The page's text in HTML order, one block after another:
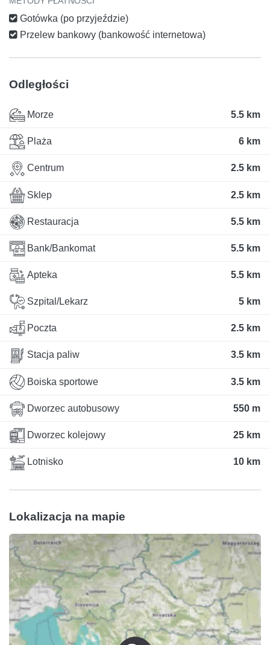
Gotówka (po przyjeździe)
Przelew bankowy (bankowość internetowa)
Odległości
Morze 5.5 km
Plaża 6 km
Centrum 2.5 km
Sklep 2.5 km
Restauracja 5.5 km
Bank/Bankomat 5.5 km
Apteka 5.5 km
Szpital/Lekarz 5 km
Poczta 2.5 km
Stacja paliw 3.5 km
Boiska sportowe 3.5 km
Dworzec autobusowy 550 m
Dworzec kolejowy 25 km
Lotnisko 10 km
Lokalizacja na mapie